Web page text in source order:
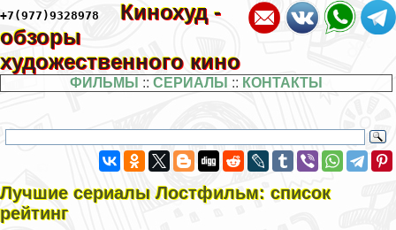
+7(977)9328978
Кинохуд -
обзоры
художественного кино
ФИЛЬМЫ :: СЕРИАЛЫ :: КОНТАКТЫ
Лучшие сериалы Лостфильм: список
рейтинг